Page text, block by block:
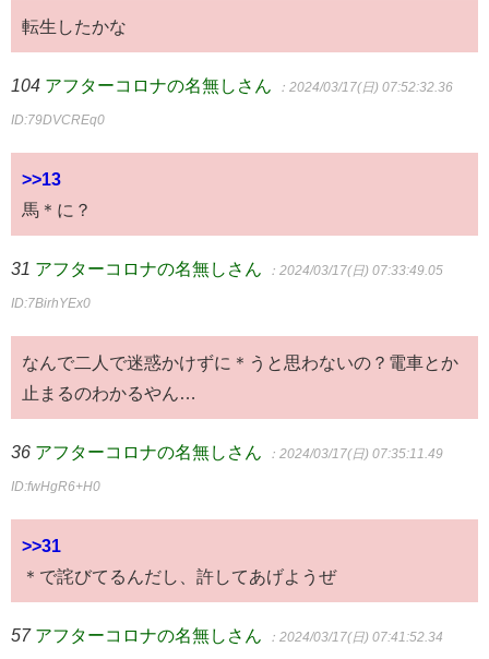
転生したかな
104 アフターコロナの名無しさん ：2024/03/17(日) 07:52:32.36
ID:79DVCREq0
>>13
馬＊に？
31 アフターコロナの名無しさん ：2024/03/17(日) 07:33:49.05
ID:7BirhYEx0
なんで二人で迷惑かけずに＊うと思わないの？電車とか
止まるのわかるやん…
36 アフターコロナの名無しさん ：2024/03/17(日) 07:35:11.49
ID:fwHgR6+H0
>>31
＊で詫びてるんだし、許してあげようぜ
57 アフターコロナの名無しさん ：2024/03/17(日) 07:41:52.34